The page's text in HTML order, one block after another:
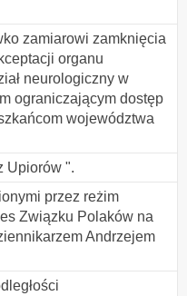
zamiarowi zamknięcia
organu
neurologiczny w
ograniczającym dostęp
województwa
Upiorów ".
przez reżim
Związku Polaków na
Andrzejem